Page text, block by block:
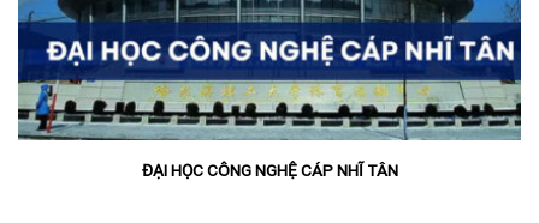
ĐẠI HỌC CÔNG NGHỆ CÁP NHĨ TÂN